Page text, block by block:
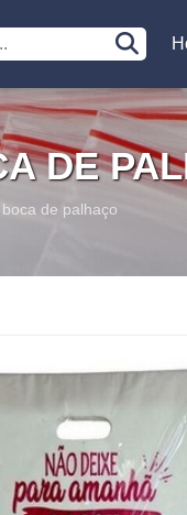
DE
de palhaço